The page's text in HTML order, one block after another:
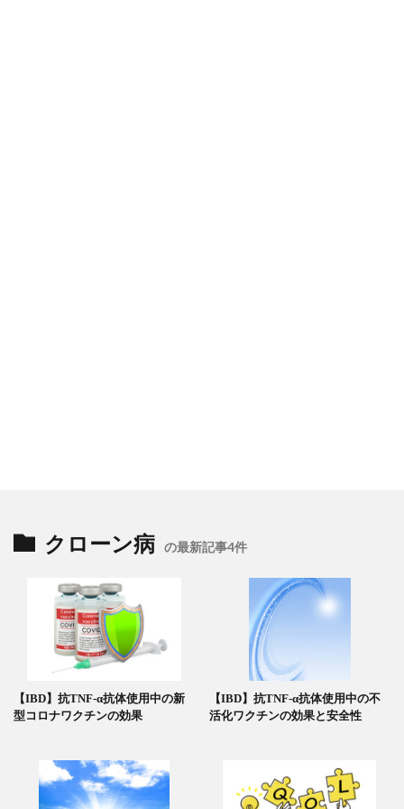
クローン病 の最新記事4件
【IBD】抗TNF-α抗体使用中の新
型コロナワクチンの効果
【IBD】抗TNF-α抗体使用中の不
活化ワクチンの効果と安全性